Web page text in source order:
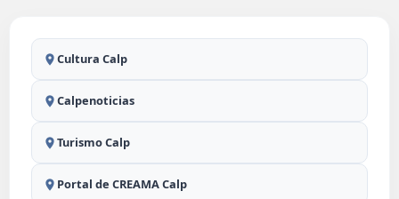
Cultura Calp
Calpenoticias
Turismo Calp
Portal de CREAMA Calp